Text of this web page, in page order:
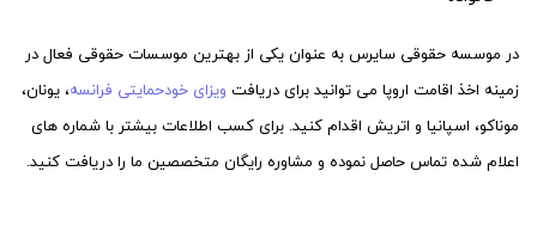
در موسسه حقوقی سایرس به عنوان یکی از بهترین موسسات حقوقی فعال در
زمینه اخذ اقامت اروپا می توانید برای دریافت ویزای خودحمایتی فرانسه، یونان،
موناکو، اسپانیا و اتریش اقدام کنید. برای کسب اطلاعات بیشتر با شماره های
اعلام شده تماس حاصل نموده و مشاوره رایگان متخصصین ما را دریافت کنید.